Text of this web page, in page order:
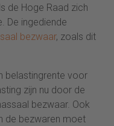
de Hoge Raad zich
De ingediende
bezwaar, zoals dit
belastingrente voor
zijn nu door de
bezwaar. Ook
de bezwaren moet